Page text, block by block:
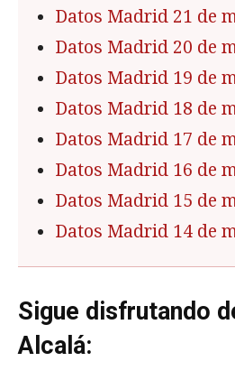
Datos Madrid 21 de
Datos Madrid 20 de
Datos Madrid 19 de
Datos Madrid 18 de
Datos Madrid 17 de
Datos Madrid 16 de
Datos Madrid 15 de
Datos Madrid 14 de
Sigue disfrutando
Alcalá: